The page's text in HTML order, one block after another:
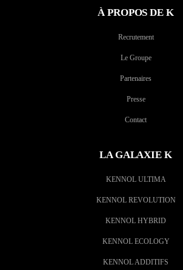
À PROPOS DE K
Recrutement
Le Groupe
Partenaires
Presse
Contact
LA GALAXIE K
KENNOL ULTIMA
KENNOL REVOLUTION
KENNOL HYBRID
KENNOL ECOLOGY
KENNOL ADDITIFS